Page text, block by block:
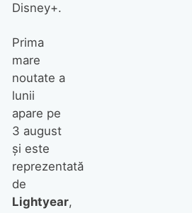
Disney+.
Prima
mare
noutate a
lunii
apare pe
3 august
și este
reprezentată
de
Lightyear,